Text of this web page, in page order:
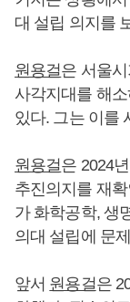
대 설립 의지를
원용걸은 서울
사각지대를 해
있다. 그는 이를
원용걸은 2024
추진의지를 재
가 화학공학, 생
의대 설립에 문
앞서 원용걸은